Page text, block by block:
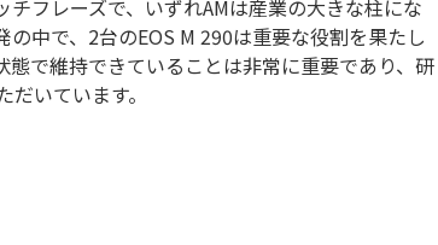
フレーズで、いずれAMは産業の大きな柱にな
中で、2台のEOS M 290は重要な役割を果たし
で維持できていることは非常に重要であり、研
いています。